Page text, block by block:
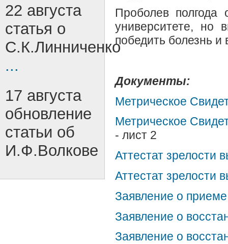
Проболев полгода
университете, но
победить болезнь и
Документы:
Метрическое
Метрическое
- лист 2
Аттестат зрелости
Аттестат зрелости
Заявление о
Заявление о
Заявление о
22 августа
статья о
С.К.Линниченко
...
17 августа
обновление
статьи об
И.Ф.Волкове